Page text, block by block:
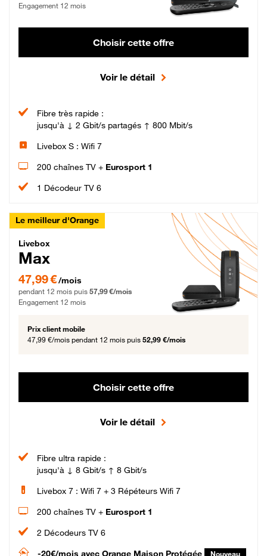
Engagement 12 mois
Choisir cette offre
Voir le détail
Fibre très rapide :
jusqu'à ↓ 2 Gbit/s partagés ↑ 800 Mbit/s
Livebox S : Wifi 7
200 chaînes TV + Eurosport 1
1 Décodeur TV 6
Le meilleur d'Orange
Livebox Max Fibre
Livebox
Max
47,99 € par mois pendant 12 mois puis 57,99 € par mois, Engagement 12 mois
47,99 €/mois
pendant 12 mois puis 57,99 €/mois
Engagement 12 mois
Prix client mobile
47,99 €/mois pendant 12 mois puis 52,99 €/mois
Choisir cette offre
Voir le détail
Fibre ultra rapide :
jusqu'à ↓ 8 Gbit/s ↑ 8 Gbit/s
Livebox 7 : Wifi 7 + 3 Répéteurs Wifi 7
200 chaînes TV + Eurosport 1
2 Décodeurs TV 6
-20€/mois avec Orange Maison Protégée Nouveau